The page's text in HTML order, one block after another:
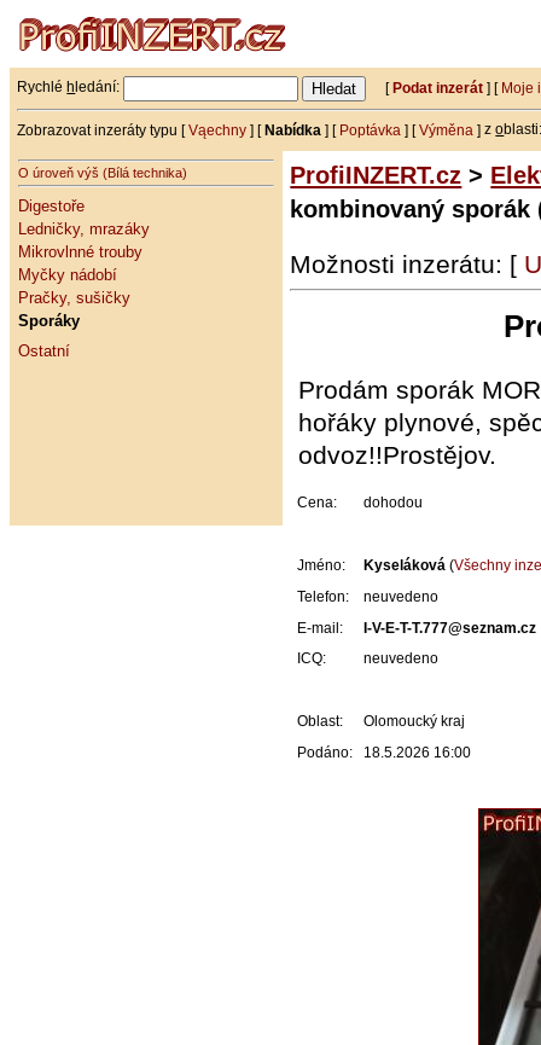
Rychlé h ledání: [Podat inzerát ] [ Moje
Zobrazovat inzeráty typu [Vąechny ] [Nabídka ] [ Poptávka ] [Výměna ]zo
O úroveň výš (Bílá technika)
Digestoře
Ledničky, mrazáky
Mikrovlnné trouby
Myčky nádobí
Pračky, sušičky
Sporáky
Ostatní
ProfiINZERT.cz >
kombinovaný sporák
Možnosti inzerátu: [
Prodám sporák
hořáky plynové,
odvoz!!Prostějov.
Cena: dohodou
Jméno: Kyseláková(Všechny
Telefon:
neuvedeno
E-mail:
I-V-E-T-T.777@seznam.cz
ICQ:
neuvedeno
Oblast:
Olomoucký kraj
Podáno:
18.5.2026 16:00